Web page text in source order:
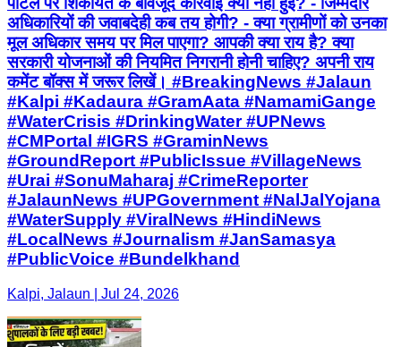
अधिकारियों की जवाबदेही कब तय होगी? - क्या ग्रामीणों को उनका
मूल अधिकार समय पर मिल पाएगा? आपकी क्या राय है? क्या
सरकारी योजनाओं की नियमित निगरानी होनी चाहिए? अपनी राय
कमेंट बॉक्स में जरूर लिखें। #BreakingNews #Jalaun
#Kalpi #Kadaura #GramAata #NamamiGange
#WaterCrisis #DrinkingWater #UPNews
#CMPortal #IGRS #GraminNews
#GroundReport #PublicIssue #VillageNews
#Urai #SonuMaharaj #CrimeReporter
#JalaunNews #UPGovernment #NalJalYojana
#WaterSupply #ViralNews #HindiNews
#LocalNews #Journalism #JanSamasya
#PublicVoice #Bundelkhand
Kalpi, Jalaun | Jul 24, 2026